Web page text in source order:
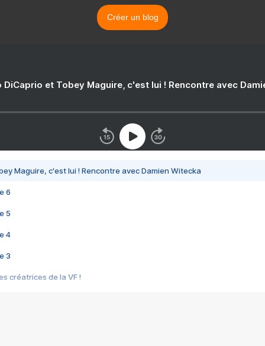
Créer un blog
DiCaprio et Tobey Maguire, c'est lui ! Rencontre avec
Maguire, c'est lui ! Rencontre avec Damien Witecka
6
5
4
3
créatrices de la VF !